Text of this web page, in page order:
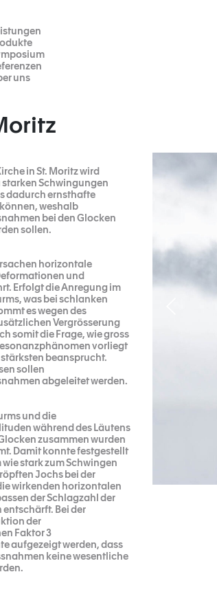
uns
in St. Moritz wird
starken Schwingungen
dadurch ernsthafte
weshalb
bei den Glocken
sollen.
horizontale
und
Erfolgt die Anregung im
was bei schlanken
es wegen des
Vergrösserung
somit die Frage, wie gross
vorliegt
beansprucht.
sollen
abgeleitet werden.
und die
während des Läutens
zusammen wurden
Damit konnte festgestellt
stark zum Schwingen
Jochs bei der
wirkenden horizontalen
der Schlagzahl der
Bei der
der
Faktor 3
aufgezeigt werden, dass
keine wesentliche